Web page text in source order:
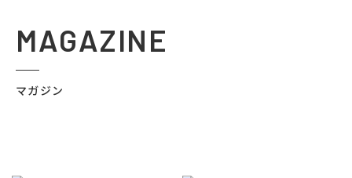
MAGAZINE
マガジン